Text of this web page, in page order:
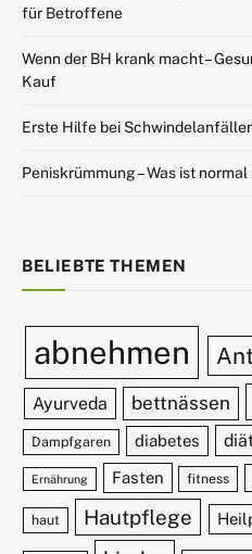
für Betroffene
Wenn der BH krank macht –
Kauf
Erste Hilfe bei
Peniskrümmung – Was ist
BELIEBTE THEMEN
abnehmen
Ayurveda bettnässen
Dampfgaren diabetes
Ernährung Fasten fitness
haut Hautpflege